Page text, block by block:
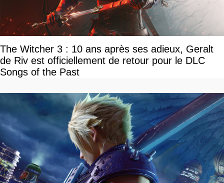
The Witcher 3 : 10 ans après ses adieux, Geralt
de Riv est officiellement de retour pour le DLC
Songs of the Past